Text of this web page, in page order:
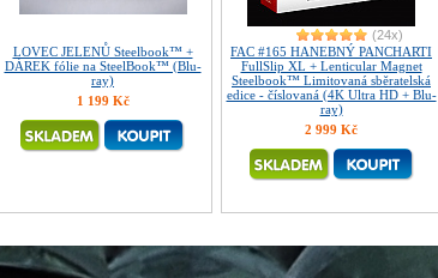
LOVEC JELENŮ Steelbook™ +
DÁREK fólie na SteelBook™ (Blu-
ray)
1 199 Kč
(24x)
FAC #165 HANEBNÝ PANCHARTI
FullSlip XL + Lenticular Magnet
Steelbook™ Limitovaná sběratelská
edice - číslovaná (4K Ultra HD + Blu-
ray)
2 999 Kč